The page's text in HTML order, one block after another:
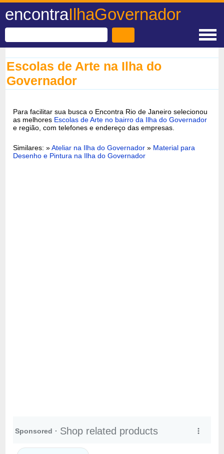
encontraIlhaGovernador
Escolas de Arte na Ilha do
Governador
Para facilitar sua busca o Encontra Rio de Janeiro selecionou
as melhores Escolas de Arte no bairro da Ilha do Governador
e região, com telefones e endereço das empresas.
Similares: »Ateliar na Ilha do Governador » Material para
Desenho e Pintura na Ilha do Governador